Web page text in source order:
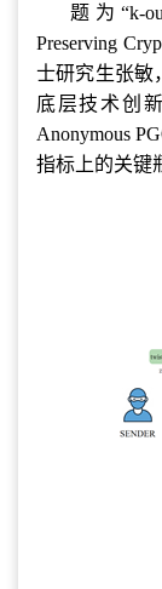
题为“k-
Preserving
士研究生张敏
底层技术创
Anonymous
指标上的关键